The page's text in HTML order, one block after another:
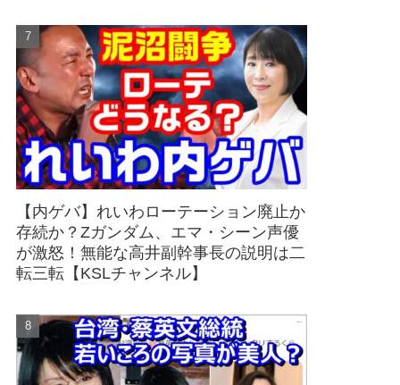
【内ゲバ】れいわローテーション廃止か
存続か？Zガンダム、エマ・シーン声優
が激怒！無能な高井副幹事長の説明は二
転三転【KSLチャンネル】